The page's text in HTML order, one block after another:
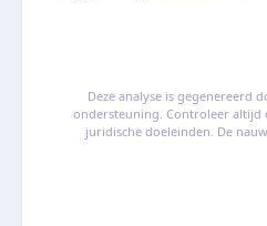
Deze analyse is gegenereerd
ondersteuning. Controleer
juridische doeleinden. De